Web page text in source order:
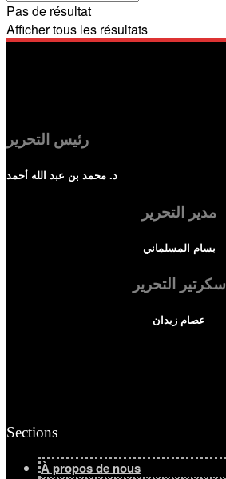
Pas de résultat
Afficher tous les résultats
رئيس التحرير
د. محمد بن عبد الله أحمد
مدير التحرير
بسام المسلماني
سكرتير التحرير
عصام زيدان
Sections
À propos de nous